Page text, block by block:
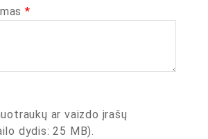
*
ar vaizdo įrašų
dydis: 25 MB).